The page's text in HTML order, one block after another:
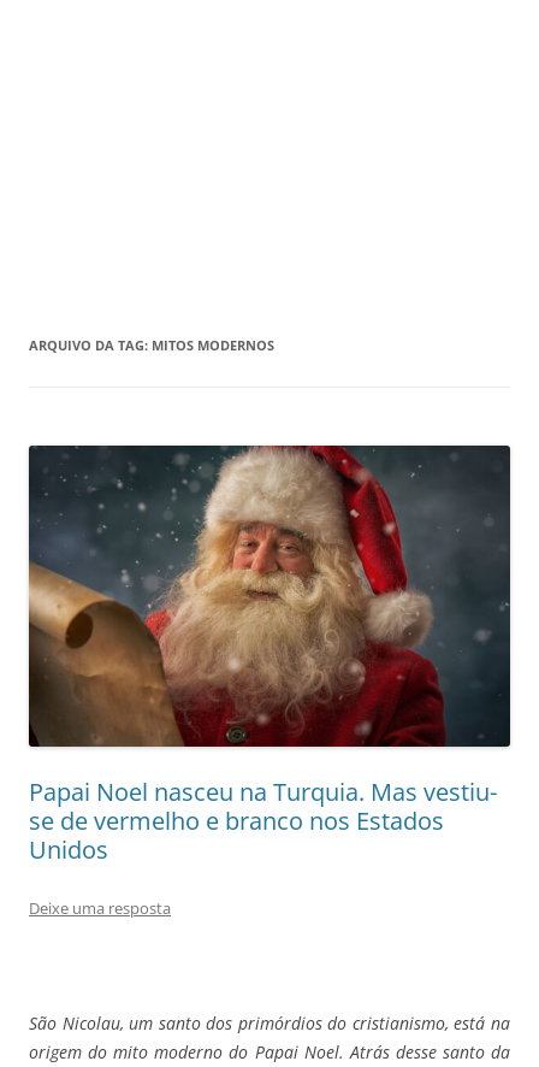
ARQUIVO DA TAG: MITOS MODERNOS
Papai Noel nasceu na Turquia. Mas vestiu-
se de vermelho e branco nos Estados
Unidos
Deixe uma resposta
São Nicolau, um santo dos primórdios do cristianismo, está na
origem do mito moderno do Papai Noel. Atrás desse santo da